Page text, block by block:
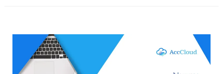
24
2024